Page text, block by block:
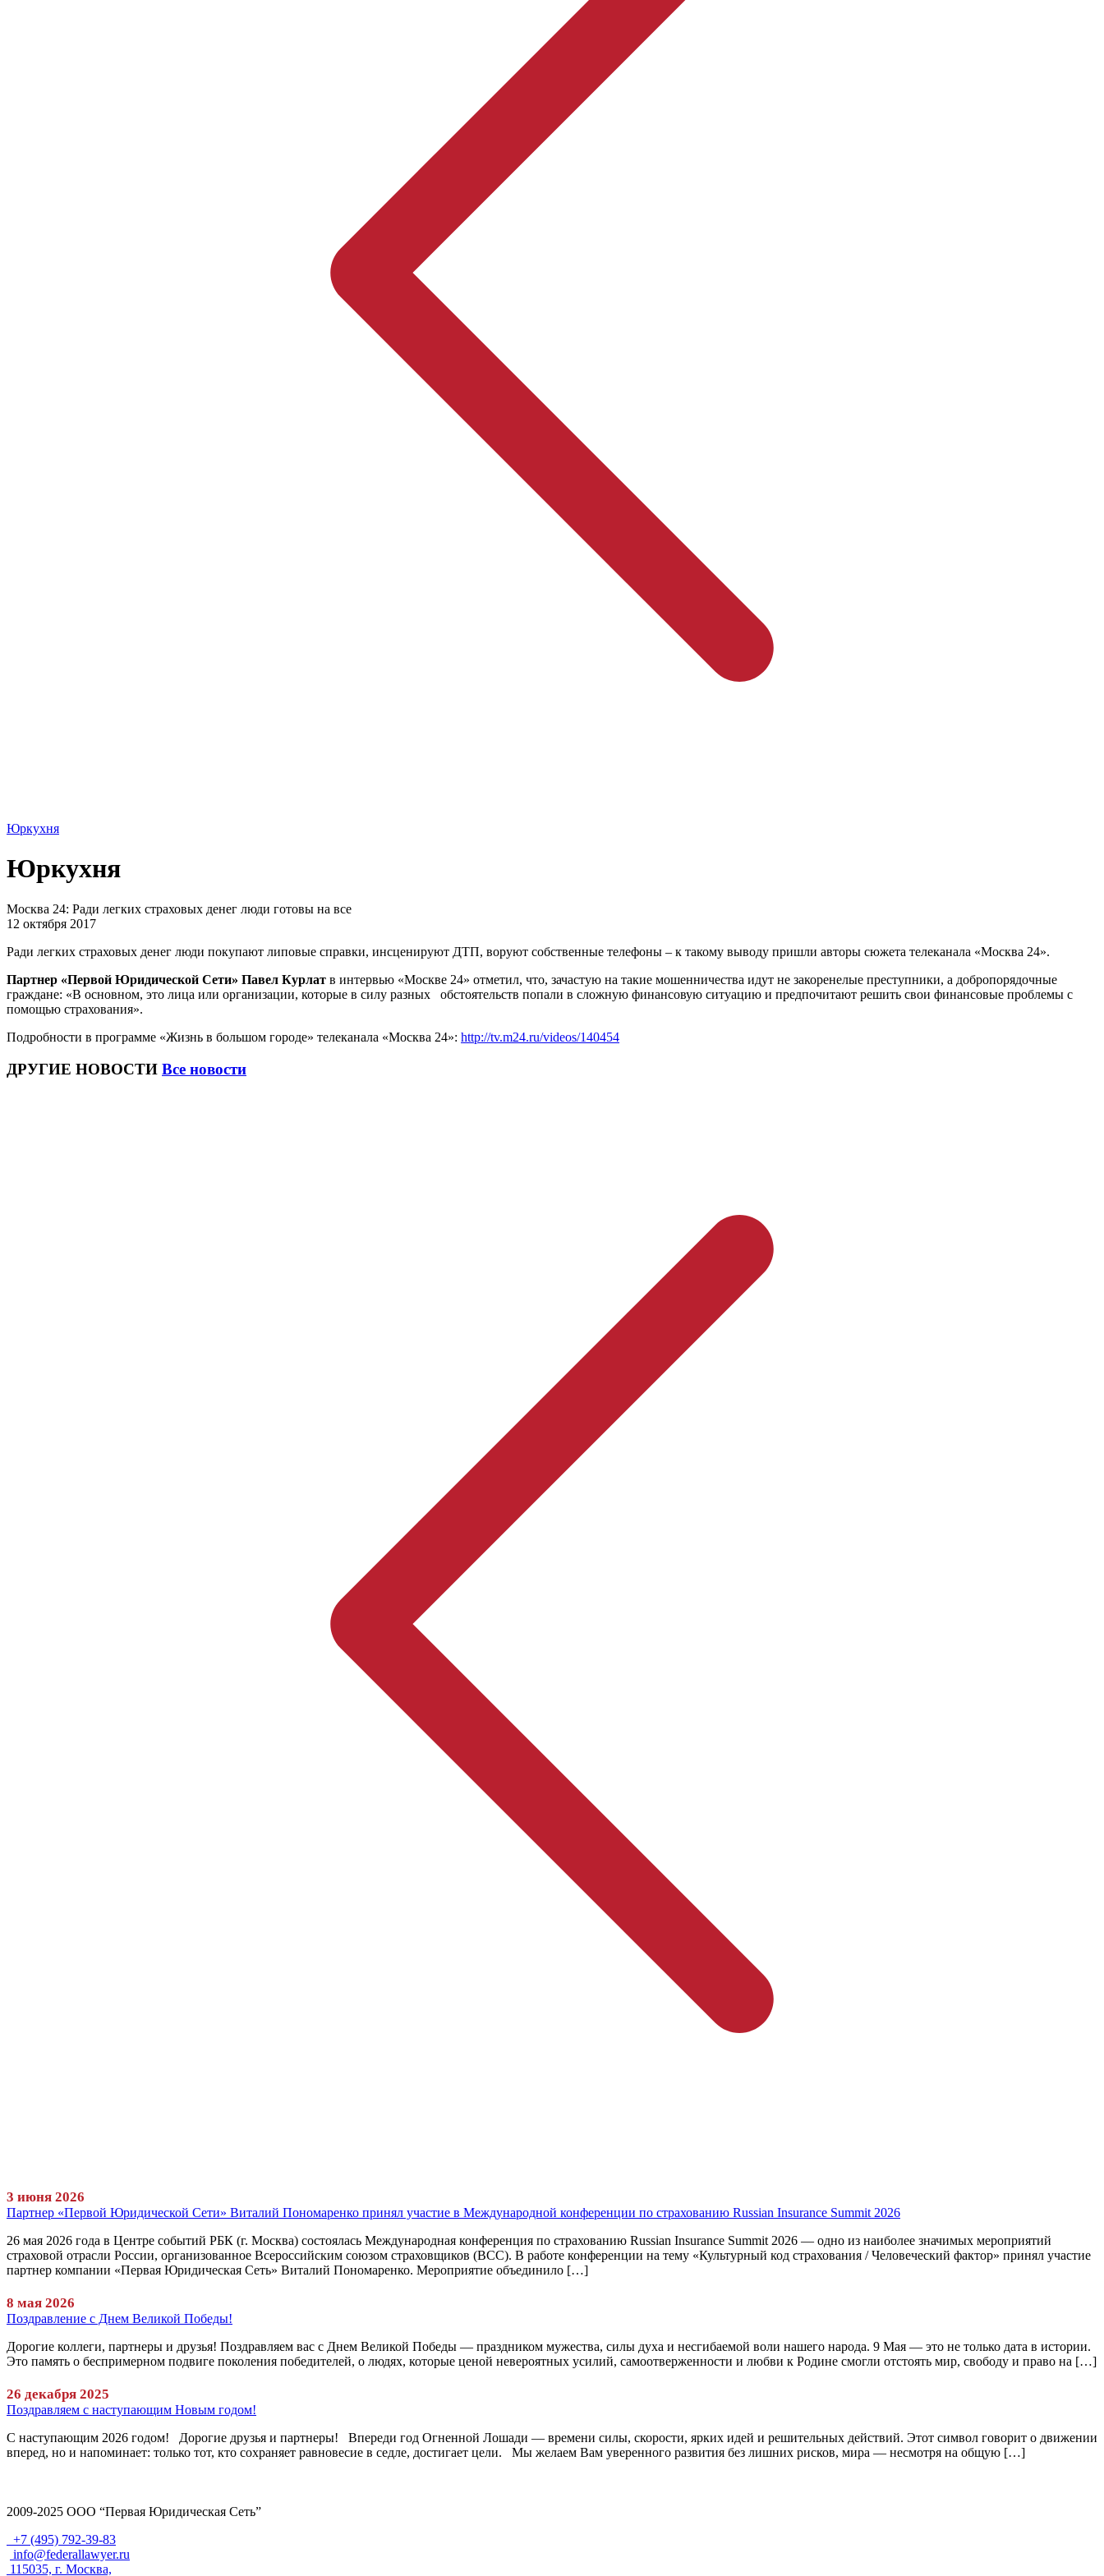
Юркухня
Юркухня
Москва 24: Ради легких страховых денег люди готовы на все
12 октября 2017
Ради легких страховых денег люди покупают липовые справки, инсценируют ДТП, воруют собственные телефоны – к такому выводу пришли авторы сюжета телеканала «Москва 24».
Партнер «Первой Юридической Сети» Павел Курлат в интервью «Москве 24» отметил, что, зачастую на такие мошенничества идут не закоренелые преступники, а добропорядочные
граждане: «В основном, это лица или организации, которые в силу разных обстоятельств попали в сложную финансовую ситуацию и предпочитают решить свои финансовые проблемы с
помощью страхования».
Подробности в программе «Жизнь в большом городе» телеканала «Москва 24»: http://tv.m24.ru/videos/140454
ДРУГИЕ НОВОСТИ Все новости
3 июня 2026
Партнер «Первой Юридической Сети» Виталий Пономаренко принял участие в Международной конференции по страхованию Russian Insurance Summit 2026
26 мая 2026 года в Центре событий РБК (г. Москва) состоялась Международная конференция по страхованию Russian Insurance Summit 2026 — одно из наиболее значимых мероприятий
страховой отрасли России, организованное Всероссийским союзом страховщиков (ВСС). В работе конференции на тему «Культурный код страхования / Человеческий фактор» принял участие
партнер компании «Первая Юридическая Сеть» Виталий Пономаренко. Мероприятие объединило […]
8 мая 2026
Поздравление с Днем Великой Победы!
Дорогие коллеги, партнеры и друзья! Поздравляем вас с Днем Великой Победы — праздником мужества, силы духа и несгибаемой воли нашего народа. 9 Мая — это не только дата в истории.
Это память о беспримерном подвиге поколения победителей, о людях, которые ценой невероятных усилий, самоотверженности и любви к Родине смогли отстоять мир, свободу и право на […]
26 декабря 2025
Поздравляем с наступающим Новым годом!
С наступающим 2026 годом! Дорогие друзья и партнеры! Впереди год Огненной Лошади — времени силы, скорости, ярких идей и решительных действий. Этот символ говорит о движении
вперед, но и напоминает: только тот, кто сохраняет равновесие в седле, достигает цели. Мы желаем Вам уверенного развития без лишних рисков, мира — несмотря на общую […]
2009-2025 ООО “Первая Юридическая Сеть”
+7 (495) 792-39-83
info@federallawyer.ru
115035, г. Москва,